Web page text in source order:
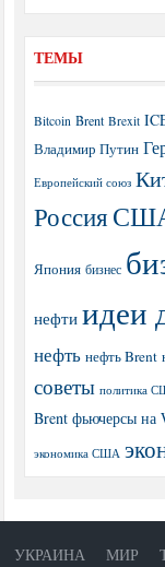
ТЕМЫ
Bitcoin Brent Brexit
Владимир Путин
Европейский союз
Россия
Япония бизнес
нефти идеи
нефть нефть Brent
советы политика
Brent фьючерсы на
экономика США
УКРАИНА МИР